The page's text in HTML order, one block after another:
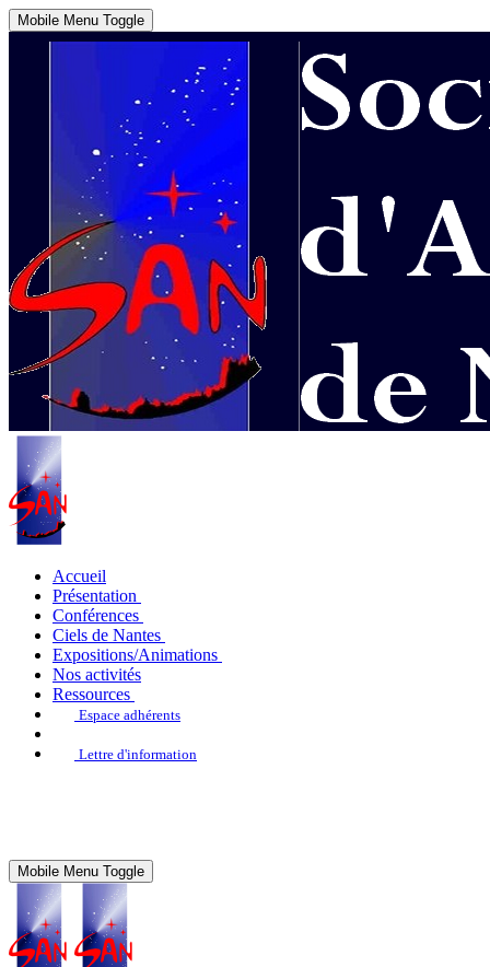
Mobile Menu Toggle
Accueil
Présentation
Conférences
Ciels de Nantes
Expositions/Animations
Nos activités
Ressources
Espace adhérents
Lettre d'information
Mobile Menu Toggle